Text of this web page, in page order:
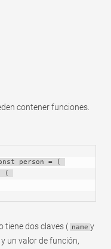
contener funciones.
person = (
(
tiene dos claves ( name y
un valor de función,